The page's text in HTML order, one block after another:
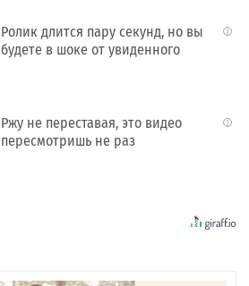
i
Ролик длится пару секунд, но вы
будете в шоке от увиденного
i
Ржу не переставая, это видео
пересмотришь не раз